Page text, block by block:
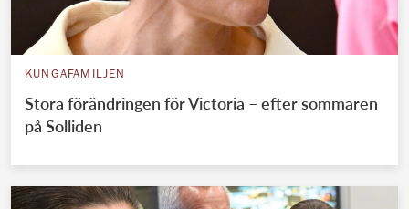
KUNGAFAMILJEN
Stora förändringen för Victoria – efter sommaren
på Solliden